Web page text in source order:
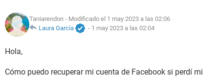
Taniarendon - Modificado el 1 may 2023 a las 02:06
Laura García
- 1 may 2023 a las 02:04
Hola,
Cómo puedo recuperar mi cuenta de Facebook si perdí mi